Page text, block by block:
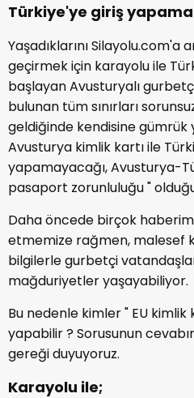
Türkiye'ye giriş
Yaşadıklarını
geçirmek için karayolu ile
başlayan Avusturyalı
bulunan tüm sınırları
geldiğinde kendisine gümrük
Avusturya kimlik kartı ile
yapamayacağı, Avusturya-
pasaport zorunluluğu "
Daha öncede birçok
etmemize rağmen, malesef
bilgilerle gurbetçi
mağduriyetler yaşayabiliyor.
Bu nedenle kimler " EU kimlik
yapabilir ? Sorusunun
gereği duyuyoruz.
Karayolu ile;